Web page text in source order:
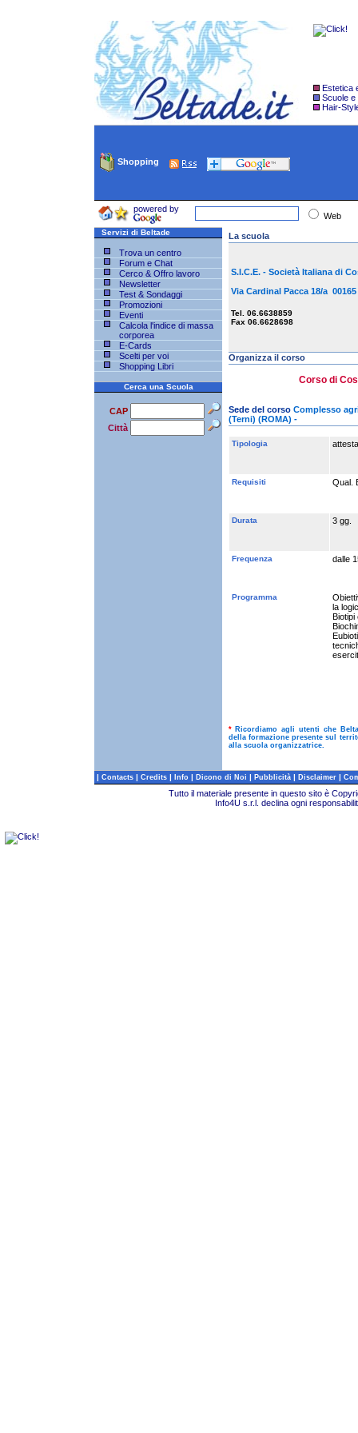
Estetica
Scuole e
Hair-
Shopping
powered by
Web
Servizi di Beltade
Trova un centro
Forum e Chat
Cerco & Offro lavoro
Newsletter
Test & Sondaggi
Promozioni
Eventi
Calcola l'indice di massa
corporea
E-Cards
Scelti per voi
Shopping Libri
Cerca una Scuola
CAP
Città
La scuola
S.I.C.E. - Società Italiana di
Via Cardinal Pacca 18/a
Tel. 06.6638859
Fax 06.6628698
Organizza il corso
Corso di
Sede del corsoComplesso
(Terni) (ROMA) -
Tipologia
Requisiti Qual.
Durata 3 gg.
Frequenza dalle
Programma
la
Biotipi
* Ricordiamo agli utenti che
della formazione presente sul
alla scuola organizzatrice.
| Contacts | Credits | Info | Dicono di Noi | Pubblicità | Disclaimer |
Tutto il materiale presente in questo sito è
Info4U s.r.l. declina ogni